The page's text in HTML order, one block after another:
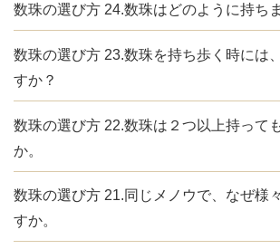
数珠の選び方 24.数珠はどのように持ち
数珠の選び方 23.数珠を持ち歩く時には
すか？
数珠の選び方 22.数珠は２つ以上持って
か。
数珠の選び方 21.同じメノウで、なぜ様
すか。